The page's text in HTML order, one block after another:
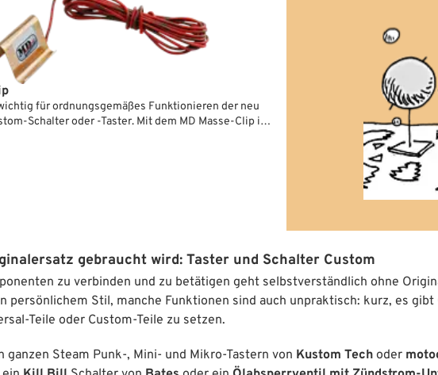
für ordnungsgemäßes Funktionieren der neu
Schalter oder -Taster. Mit dem MD Masse-Clip ist
zu bewerkstelligen und zwar ohne
oder Klemmen. Einfach den kleinen Federclip
gebraucht wird: Taster und Schalter Custom
zu verbinden und zu betätigen geht selbstverständlich ohne
persönlichem Stil, manche Funktionen sind auch unpraktisch: kurz, es
Teile oder Custom-Teile zu setzen.
ganzen Steam Punk-, Mini- und Mikro-Tastern von Kustom Techoder